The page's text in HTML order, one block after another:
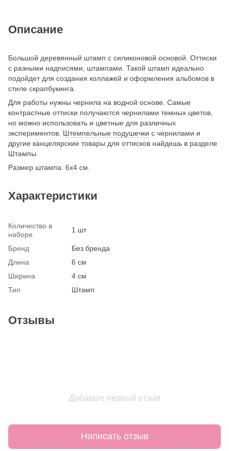
Описание
Большой деревянный штамп с силиконовой основой. Оттиски
с разными надписями, штампами. Такой штамп идеально
подойдет для создания коллажей и оформления альбомов в
стиле скрапбукинга.
Для работы нужны чернила на водной основе. Самые
контрастные оттиски получаются чернилами темных цветов,
но можно использовать и цветные для различных
экспериментов. Штемпельные подушечки с чернилами и
другие канцелярские товары для оттисков найдешь в разделе
Штампы.
Размер штампа: 6х4 см.
Характеристики
Количество в
наборе
1 шт
Бренд
Без бренда
Длина
6 см
Ширина
4 см
Тип
Штамп
Отзывы
Добавьте первый отзыв
Написать отзыв